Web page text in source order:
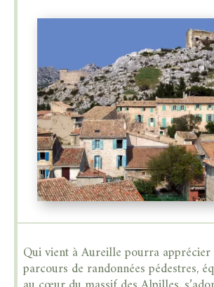
Qui vient à Aureille pourra
parcours de randonnées pédestres,